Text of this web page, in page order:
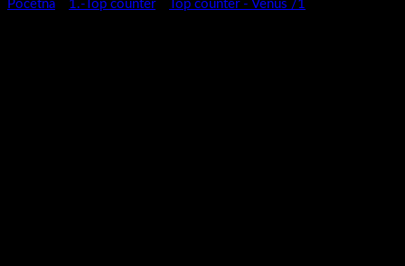
Početna 1.-Top counter Top counter - Venus /1